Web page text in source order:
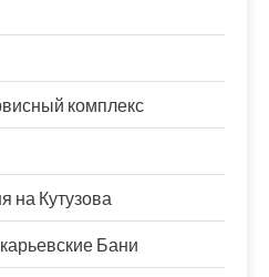
комплекс
на Кутузова
Бани